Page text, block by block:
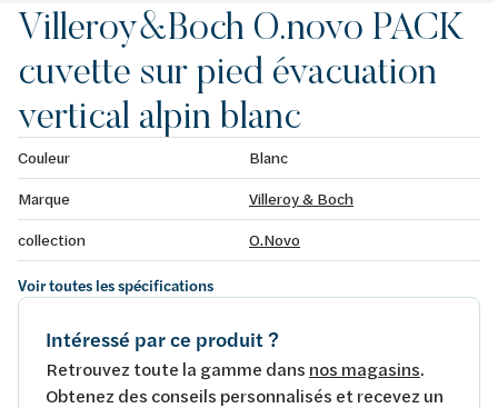
Villeroy&Boch O.novo PACK
cuvette sur pied évacuation
vertical alpin blanc
Couleur
Blanc
Marque
Villeroy & Boch
collection
O.Novo
Voir toutes les spécifications
Intéressé par ce produit ?
Retrouvez toute la gamme dans nos magasins.
Obtenez des conseils personnalisés et recevez un